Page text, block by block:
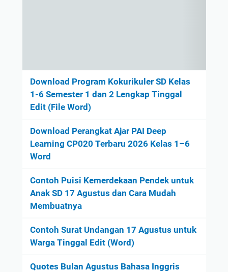
Download Program Kokurikuler SD Kelas
1-6 Semester 1 dan 2 Lengkap Tinggal
Edit (File Word)
Download Perangkat Ajar PAI Deep
Learning CP020 Terbaru 2026 Kelas 1–6
Word
Contoh Puisi Kemerdekaan Pendek untuk
Anak SD 17 Agustus dan Cara Mudah
Membuatnya
Contoh Surat Undangan 17 Agustus untuk
Warga Tinggal Edit (Word)
Quotes Bulan Agustus Bahasa Inggris